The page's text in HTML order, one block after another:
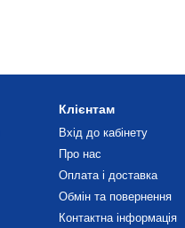
Клієнтам
Вхід до кабінету
Про нас
Оплата і доставка
Обмін та повернення
Контактна інформація